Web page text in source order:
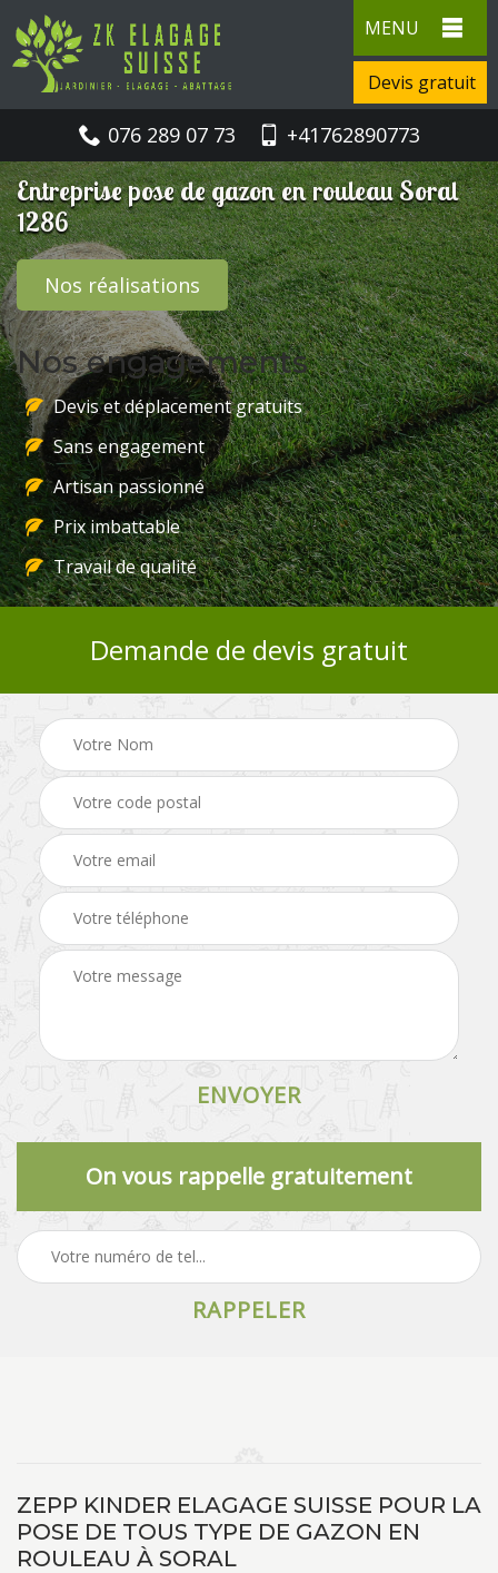
MENU
Devis gratuit
076 289 07 73 +41762890773
Entreprise pose de gazon en rouleau Soral
1286
Nos réalisations
Nos engagements
Devis et déplacement gratuits
Sans engagement
Artisan passionné
Prix imbattable
Travail de qualité
Demande de devis gratuit
On vous rappelle gratuitement
ZEPP KINDER ELAGAGE SUISSE POUR LA
POSE DE TOUS TYPE DE GAZON EN
ROULEAU À SORAL